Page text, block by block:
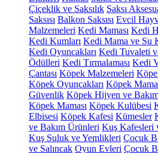
Çiçeklik ve Saksılık Saksı
Saksısı Balkon Saksısı Evcil
Malzemeleri Kedi Maması Kedi
Kedi Kumları Kedi Mama ve Su
Kedi Oyuncakları Kedi Tuvaleti
Ödülleri Kedi Tırmalaması Kedi
Çantası Köpek Malzemeleri
Köpek Oyuncakları Köpek
Güvenlik Köpek Hijyen ve
Köpek Maması Köpek Kulübesi
Elbisesi Köpek Kafesi Kümesler
ve Bakım Ürünleri Kuş Kafesleri
Kuş Suluk ve Yemlikleri Çocuk
ve Salıncak Oyun Evleri Çocuk